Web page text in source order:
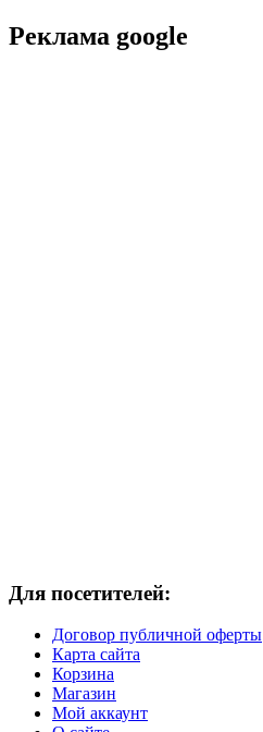
Реклама google
Для посетителей:
Договор публичной оферты
Карта сайта
Корзина
Магазин
Мой аккаунт